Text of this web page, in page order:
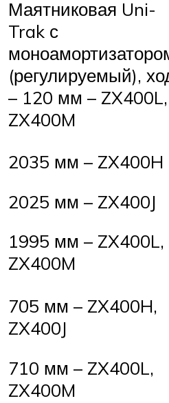
Маятниковая Uni-
Trak с
(регулируемый),
– 120 мм – ZX400L,
ZX400M
2035 мм – ZX400H
2025 мм – ZX400J
1995 мм – ZX400L,
ZX400M
705 мм – ZX400H,
ZX400J
710 мм – ZX400L,
ZX400M